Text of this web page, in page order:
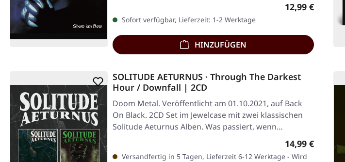
Regulärer Preis:
12,99 €
Sofort verfügbar, Lieferzeit: 1-2 Werktage
HINZUFÜGEN
SOLITUDE AETURNUS · Through The Darkest
Hour / Downfall | 2CD
Doom Metal. Veröffentlicht am 01.10.2021, auf Back
On Black. 2CD Set im Jewelcase mit zwei klassischen
Solitude Aeturnus Alben. Was passiert, wenn…
Regulärer Preis:
14,99 €
Versandfertig in 5 Tagen, Lieferzeit 6-12 Werktage - Wird